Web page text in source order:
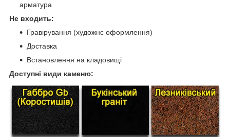
арматура
Не входить:
Гравірування (художнє оформлення)
Доставка
Встановлення на кладовищі
Доступні види каменю: